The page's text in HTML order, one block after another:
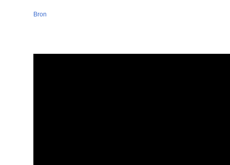
Bron